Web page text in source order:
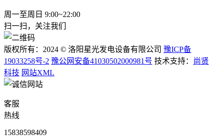
周一至周日 9:00~22:00
扫一扫，关注我们
版权所有：2024 © 洛阳星光发电设备有限公司 豫ICP备
19033258号-2 豫公网安备41030502000981号 技术支持：
尚贤
科技 网站XML
客服
热线
15838598409